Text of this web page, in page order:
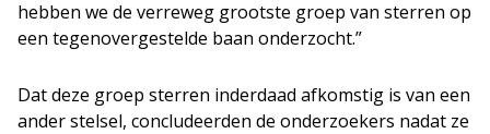
hebben we de verreweg grootste groep van sterren op
een tegenovergestelde baan onderzocht.”
Dat deze groep sterren inderdaad afkomstig is van een
ander stelsel, concludeerden de onderzoekers nadat ze